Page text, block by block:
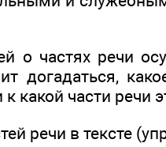
о частях речи
догадаться,
какой части речи
речи в тексте